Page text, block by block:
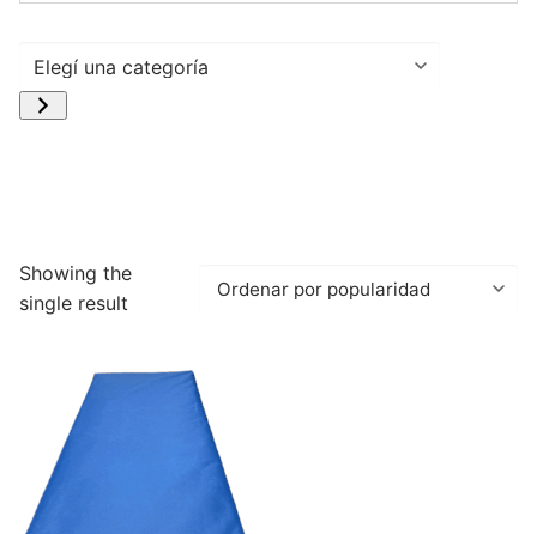
Showing the
single result
Elegí
categoría